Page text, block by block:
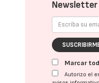
Marcar
Autorizo el